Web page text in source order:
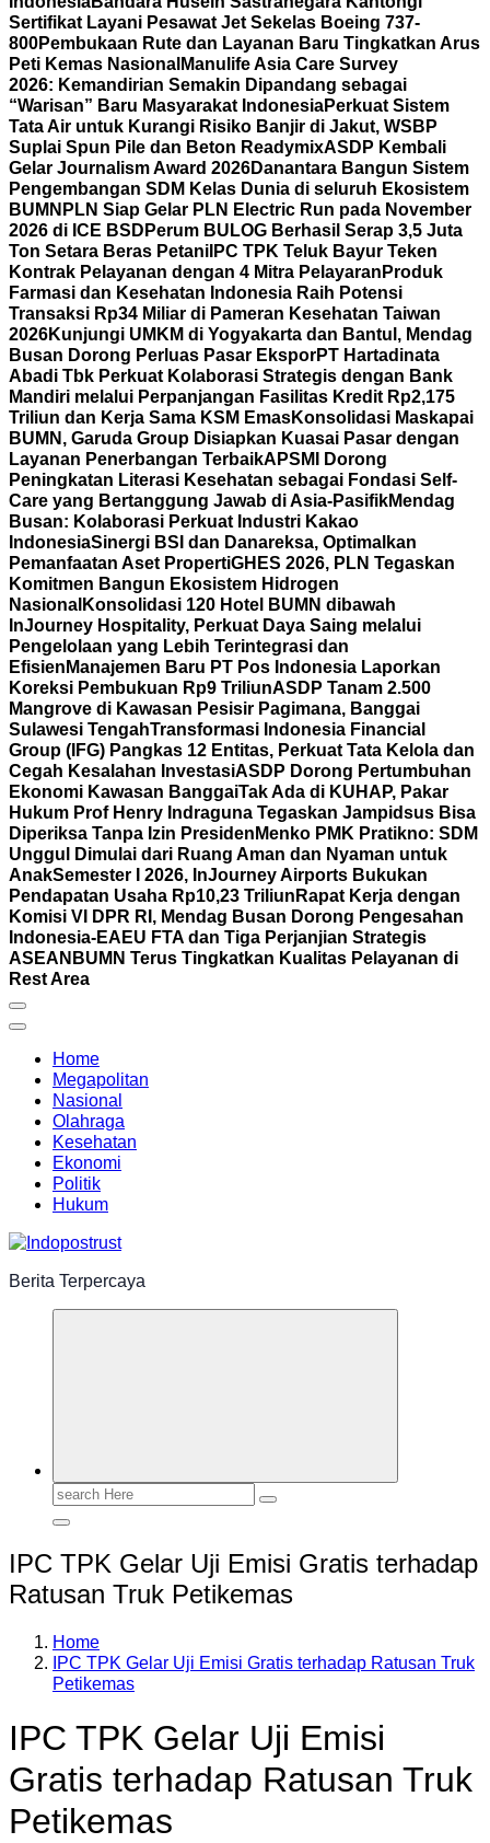
Sertifikat Layani Pesawat Jet Sekelas Boeing 737-
800Pembukaan Rute dan Layanan Baru Tingkatkan Arus
Peti Kemas Nasional Manulife Asia Care Survey
2026: Kemandirian Semakin Dipandang sebagai
“Warisan” Baru Masyarakat IndonesiaPerkuat Sistem
Tata Air untuk Kurangi Risiko Banjir di Jakut, WSBP
Suplai Spun Pile dan Beton ReadymixASDP Kembali
Gelar Journalism Award 2026Danantara Bangun Sistem
Pengembangan SDM Kelas Dunia di seluruh Ekosistem
BUMN PLN Siap Gelar PLN Electric Run pada November
2026 di ICE BSD Perum BULOG Berhasil Serap 3,5 Juta
Ton Setara Beras Petani IPC TPK Teluk Bayur Teken
Kontrak Pelayanan dengan 4 Mitra Pelayaran Produk
Farmasi dan Kesehatan Indonesia Raih Potensi
Transaksi Rp34 Miliar di Pameran Kesehatan Taiwan
2026Kunjungi UMKM di Yogyakarta dan Bantul, Mendag
Busan Dorong Perluas Pasar EksporPT Hartadinata
Abadi Tbk Perkuat Kolaborasi Strategis dengan Bank
Mandiri melalui Perpanjangan Fasilitas Kredit Rp2,175
Triliun dan Kerja Sama KSM EmasKonsolidasi Maskapai
BUMN, Garuda Group Disiapkan Kuasai Pasar dengan
Layanan Penerbangan TerbaikAPSMI Dorong
Peningkatan Literasi Kesehatan sebagai Fondasi Self-
Care yang Bertanggung Jawab di Asia-PasifikMendag
Busan: Kolaborasi Perkuat Industri Kakao
IndonesiaSinergi BSI dan Danareksa, Optimalkan
Pemanfaatan Aset PropertiGHES 2026, PLN Tegaskan
Komitmen Bangun Ekosistem Hidrogen
Nasional Konsolidasi 120 Hotel BUMN dibawah
InJourney Hospitality, Perkuat Daya Saing melalui
Pengelolaan yang Lebih Terintegrasi dan
Efisien Manajemen Baru PT Pos Indonesia Laporkan
Koreksi Pembukuan Rp9 TriliunASDP Tanam 2.500
Mangrove di Kawasan Pesisir Pagimana, Banggai
Sulawesi TengahTransformasi Indonesia Financial
Group (IFG) Pangkas 12 Entitas, Perkuat Tata Kelola dan
Cegah Kesalahan InvestasiASDP Dorong Pertumbuhan
Ekonomi Kawasan BanggaiTak Ada di KUHAP, Pakar
Hukum Prof Henry Indraguna Tegaskan Jampidsus Bisa
Diperiksa Tanpa Izin Presiden Menko PMK Pratikno: SDM
Unggul Dimulai dari Ruang Aman dan Nyaman untuk
AnakSemester I 2026, InJourney Airports Bukukan
Pendapatan Usaha Rp10,23 Triliun Rapat Kerja dengan
Komisi VI DPR RI, Mendag Busan Dorong Pengesahan
Indonesia-EAEU FTA dan Tiga Perjanjian Strategis
ASEAN BUMN Terus Tingkatkan Kualitas Pelayanan di
Rest Area
Home
Megapolitan
Nasional
Olahraga
Kesehatan
Ekonomi
Politik
Hukum
Berita Terpercaya
Search
IPC TPK Gelar Uji Emisi Gratis terhadap
Ratusan Truk Petikemas
Home
IPC TPK Gelar Uji Emisi Gratis terhadap Ratusan Truk
Petikemas
IPC TPK Gelar Uji Emisi
Gratis terhadap Ratusan Truk
Petikemas